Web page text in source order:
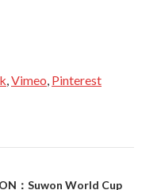
,Vimeo, Pinterest
：Suwon World Cup